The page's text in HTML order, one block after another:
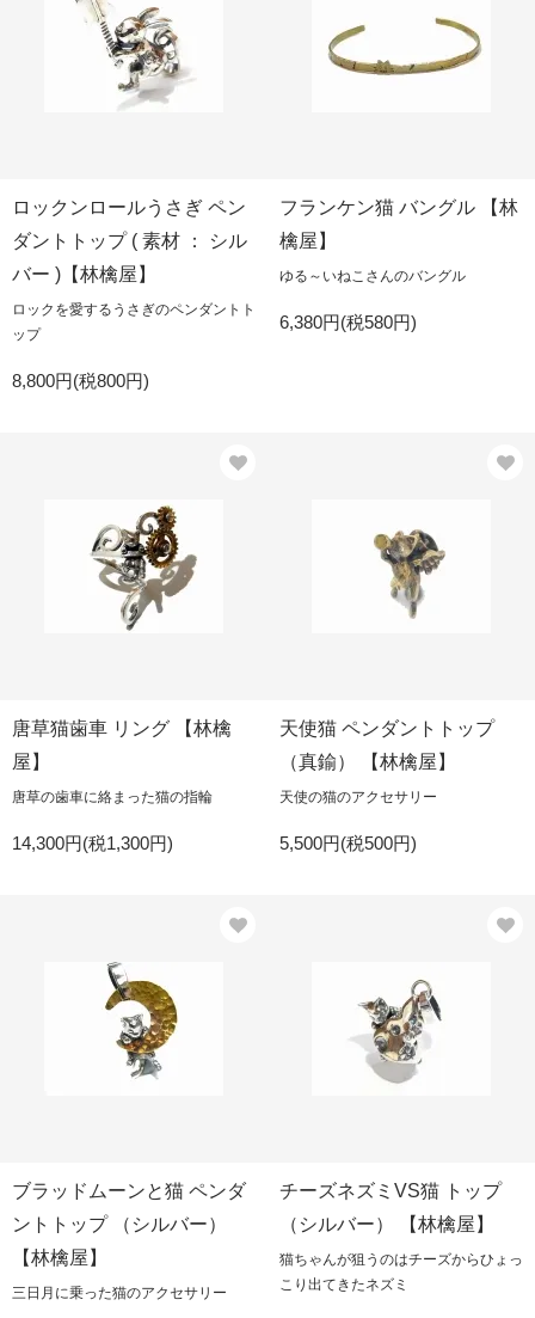
ロックンロールうさぎ ペン
ダントトップ ( 素材 ： シル
バー )【林檎屋】
ロックを愛するうさぎのペンダントト
ップ
8,800円(税800円)
フランケン猫 バングル 【林
檎屋】
ゆる～いねこさんのバングル
6,380円(税580円)
唐草猫歯車 リング 【林檎
屋】
唐草の歯車に絡まった猫の指輪
14,300円(税1,300円)
天使猫 ペンダントトップ
（真鍮） 【林檎屋】
天使の猫のアクセサリー
5,500円(税500円)
ブラッドムーンと猫 ペンダ
ントトップ （シルバー）
【林檎屋】
三日月に乗った猫のアクセサリー
チーズネズミVS猫 トップ
（シルバー） 【林檎屋】
猫ちゃんが狙うのはチーズからひょっ
こり出てきたネズミ